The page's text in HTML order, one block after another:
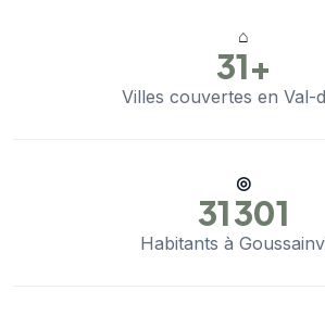
⌂
31+
Villes couvertes en Val-
◎
31 301
Habitants à